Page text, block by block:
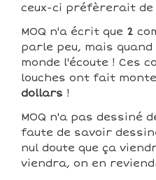
ceux-ci préfèrerait de
MOQ n'a écrit que 2
parle peu, mais
monde l'écoute ! Ces
louches ont fait
dollars !
MOQ n'a pas dessiné
faute de savoir
nul doute que ça
viendra, on en